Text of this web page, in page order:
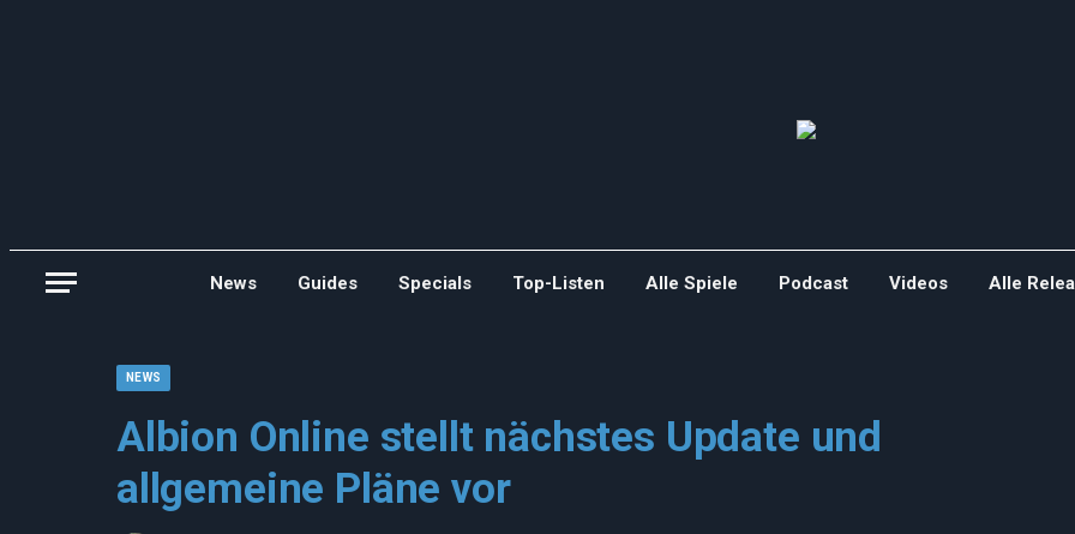
News Guides Specials Top-Listen Alle Spiele Podcast Videos Alle
NEWS
Albion Online stellt nächstes Update und
allgemeine Pläne vor